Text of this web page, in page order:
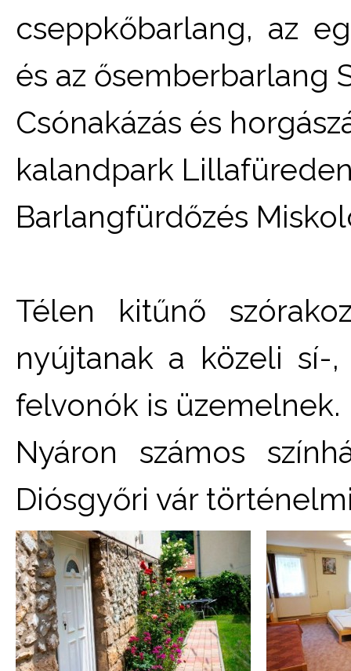
cseppkőbarlang, az
és az ősemberbarlang
Csónakázás és
kalandpark
Barlangfürdőzés
Télen kitűnő
nyújtanak a közeli sí-,
felvonók is üzemelnek.
Nyáron számos
Diósgyőri vár